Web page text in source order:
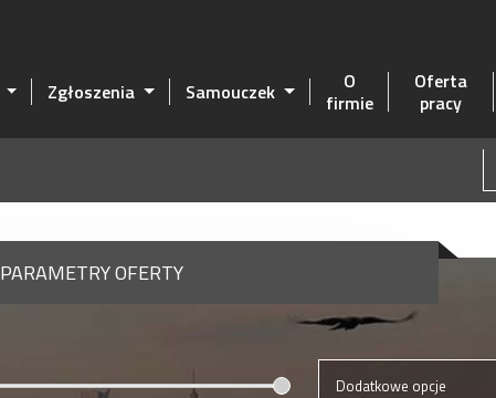
Zgłoszenia Samouczek
O
firmie
Oferta
pracy
PARAMETRY OFERTY
Dodatkowe opcje